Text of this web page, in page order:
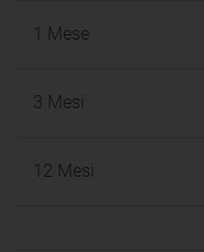
1 Mese
3 Mesi
12 Mesi